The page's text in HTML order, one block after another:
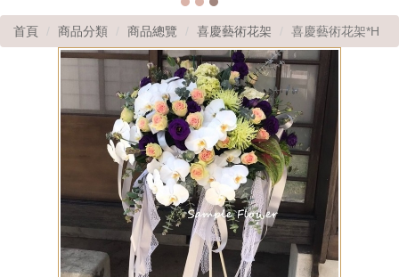
首頁 商品分類 商品總覽 喜慶藝術花架 喜慶藝術花架*H